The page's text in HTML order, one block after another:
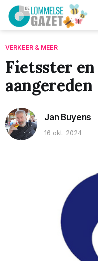
VERKEER & MEER
Fietsster
aangereden
Jan Buyens
16 okt. 2024